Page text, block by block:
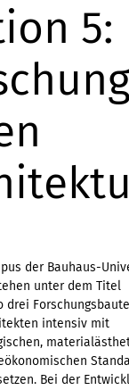
5:
der Bauhaus-
unter dem Titel
drei
intensiv mit
Bei der